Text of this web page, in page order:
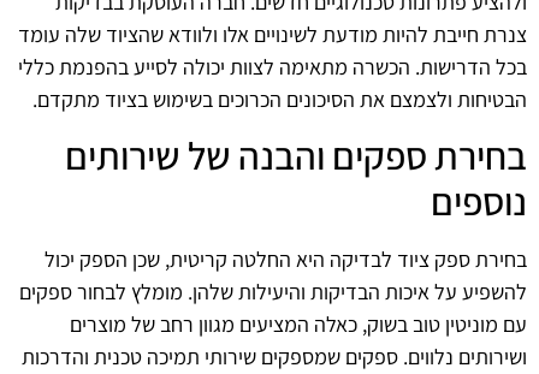
צנרת חייבת להיות מודעת לשינויים אלו ולוודא שהציוד שלה עומד
בכל הדרישות. הכשרה מתאימה לצוות יכולה לסייע בהפנמת כללי
הבטיחות ולצמצם את הסיכונים הכרוכים בשימוש בציוד מתקדם.
בחירת ספקים והבנה של שירותים
נוספים
בחירת ספק ציוד לבדיקה היא החלטה קריטית, שכן הספק יכול
להשפיע על איכות הבדיקות והיעילות שלהן. מומלץ לבחור ספקים
עם מוניטין טוב בשוק, כאלה המציעים מגוון רחב של מוצרים
ושירותים נלווים. ספקים שמספקים שירותי תמיכה טכנית והדרכות